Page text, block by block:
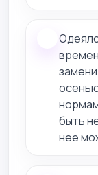
быть
нее